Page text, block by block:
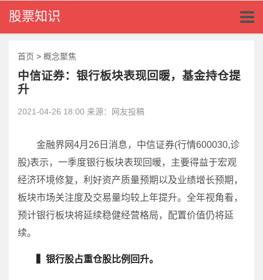
股票知识
首页 > 概念聚焦
中信证券：银行板块表现回暖，基金持仓提
升
2021-04-26 18:00 来源：网友投稿
金融界网4月26日消息，中信证券(行情600030,诊
股)表示，一季度银行板块表现回暖，主要得益于宏观
经济环境修复，利好资产质量预期以及业绩增长预期，
板块市场关注度及交易量均较上年提升。全年视角看，
预计银行板块将延续稳健经营格局，配置价值仍将延
续。
▍银行股占重仓股比例回升。